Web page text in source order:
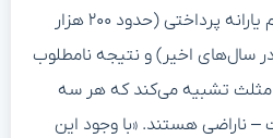
کرمی با اشاره به حجم عظیم یارانه پرداختی (حدود ۲۰۰ هزار
یا ۲۰۰ همت در سال‌های اخیر) و نتیجه نامطلوب
مثلث تشبیه می‌کند که هر سه
– ناراضی هستند. «با وجود این